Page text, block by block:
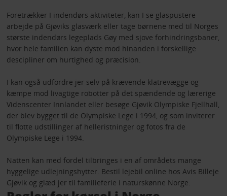
Foretrækker I indendørs aktiviteter, kan I se glaspustere
arbejde på Gjøviks glasværk eller tage børnene med til Norges
største indendørs legeplads Gøy med sjove forhindringsbaner,
hvor hele familien kan dyste mod hinanden i forskellige
descipliner om hurtighed og præcision.
I kan også udfordre jer selv på krævende klatrevægge og
kæmpe mod livagtige robotter på det spændende og lærerige
Videnscenter Innlandet eller besøge Gjøvik Olympiske Fjellhall,
der blev bygget til de Olympiske Lege i 1994, og som inviterer
til flotte udstillinger af helleristninger og fotos fra de
Olympiske Lege i 1994.
Natten kan med fordel tilbringes i en af områdets mange
hyggelige udlejningshytter. Bestil lejebil online hos Avis Billeje
Gjøvik og glæd jer til familieferie i naturskønne Norge.